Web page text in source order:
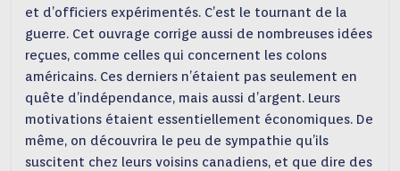
et d’officiers expérimentés. C’est le tournant de la
guerre. Cet ouvrage corrige aussi de nombreuses idées
reçues, comme celles qui concernent les colons
américains. Ces derniers n’étaient pas seulement en
quête d’indépendance, mais aussi d’argent. Leurs
motivations étaient essentiellement économiques. De
même, on découvrira le peu de sympathie qu’ils
suscitent chez leurs voisins canadiens, et que dire des